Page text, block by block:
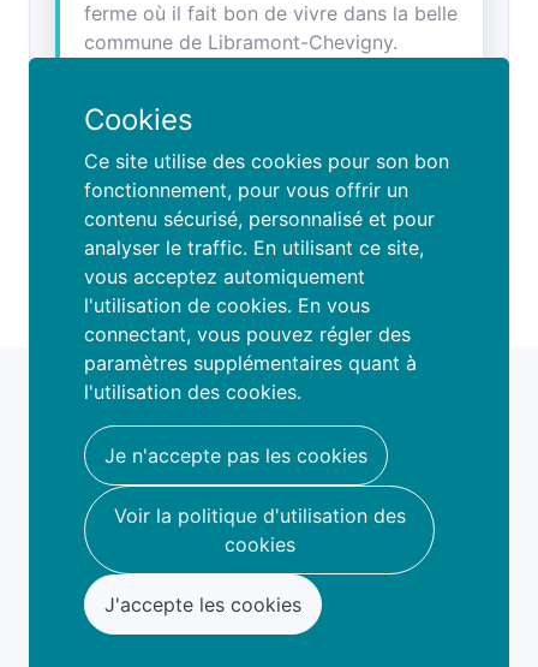
Cookies
Ce site utilise des cookies pour son bon
fonctionnement, pour vous offrir un
contenu sécurisé, personnalisé et pour
analyser le traffic. En utilisant ce site,
vous acceptez automiquement
l'utilisation de cookies. En vous
connectant, vous pouvez régler des
paramètres supplémentaires quant à
l'utilisation des cookies.
Je n'accepte pas les cookies
Voir la politique d'utilisation des
cookies
J'accepte les cookies
ferme où il fait bon de vivre dans la belle
commune de Libramont-Chevigny.
lapins, chèvres, moutons, vaches et
d'autres encore.
Nous organisons stages, anniversaires et
diverses activités.
famio
hello@famio.be
A propos
Nous contacter
Conditions d'utilisation